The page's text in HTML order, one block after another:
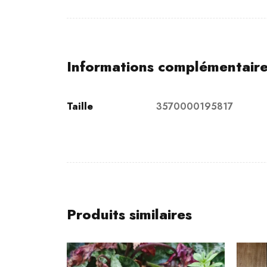
Informations
Taille 3570000195817
Produits similaires